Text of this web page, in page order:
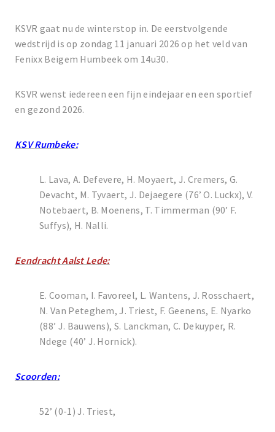
KSVR gaat nu de winterstop in. De eerstvolgende
wedstrijd is op zondag 11 januari 2026 op het veld van
Fenixx Beigem Humbeek om 14u30.
KSVR wenst iedereen een fijn eindejaar en een sportief
en gezond 2026.
KSV Rumbeke:
L. Lava, A. Defevere, H. Moyaert, J. Cremers, G.
Devacht, M. Tyvaert, J. Dejaegere (76’ O. Luckx), V.
Notebaert, B. Moenens, T. Timmerman (90’ F.
Suffys), H. Nalli.
Eendracht Aalst Lede:
E. Cooman, I. Favoreel, L. Wantens, J. Rosschaert,
N. Van Peteghem, J. Triest, F. Geenens, E. Nyarko
(88’ J. Bauwens), S. Lanckman, C. Dekuyper, R.
Ndege (40’ J. Hornick).
Scoorden:
52’ (0-1) J. Triest,